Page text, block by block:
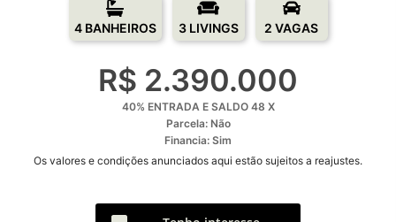
4 BANHEIROS 3 LIVINGS 2 VAGAS
R$ 2.390.000
40% ENTRADA E SALDO 48 X
Parcela: Não
Financia: Sim
Os valores e condições anunciados aqui estão sujeitos a reajustes.